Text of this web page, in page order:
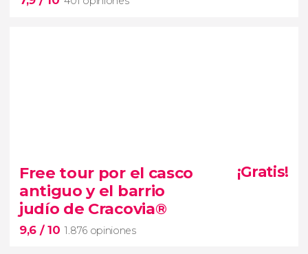
Cracovia
visitar Auschwitz-
Birkenau
traslados entre vuestro hotel y el campo de
concentración
Free tour por el casco
antiguo y el barrio
judío de Cracovia®
9,6 / 10 1.876 opiniones
¡Gratis!